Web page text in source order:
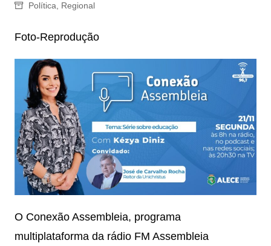
Política, Regional
Foto-Reprodução
O Conexão Assembleia, programa
multiplataforma da rádio FM Assembleia